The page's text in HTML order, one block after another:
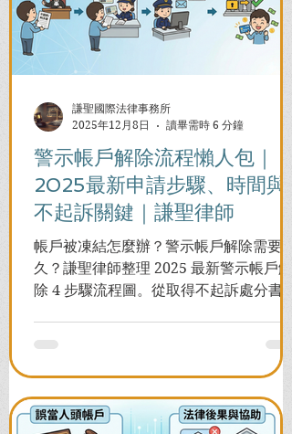
警示帳戶解除流程懶人包｜
2025最新申請步驟、時間與
不起訴關鍵｜謙聖律師
帳戶被凍結怎麼辦？警示帳戶解除需要多
久？謙聖律師整理 2025 最新警示帳戶解
除 4 步驟流程圖。從取得不起訴處分書到
謙聖國際法律事務所
2025年12月8日
讀畢需時 6 分鐘